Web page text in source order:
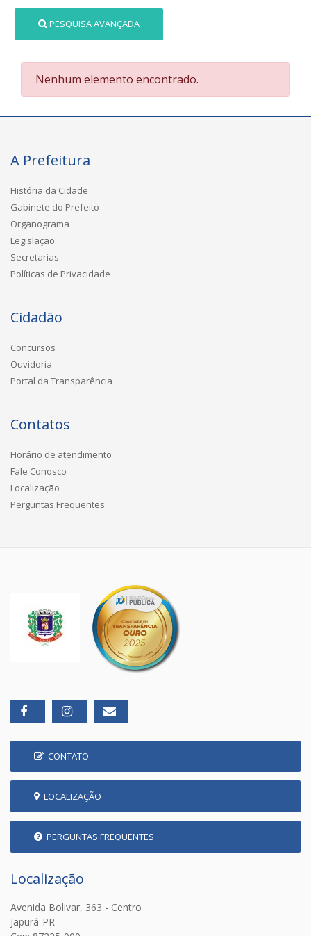
PESQUISA AVANÇADA
Nenhum elemento encontrado.
A Prefeitura
História da Cidade
Gabinete do Prefeito
Organograma
Legislação
Secretarias
Políticas de Privacidade
Cidadão
Concursos
Ouvidoria
Portal da Transparência
Contatos
Horário de atendimento
Fale Conosco
Localização
Perguntas Frequentes
CONTATO
LOCALIZAÇÃO
PERGUNTAS FREQUENTES
Localização
Avenida Bolivar, 363 - Centro
Japurá-PR